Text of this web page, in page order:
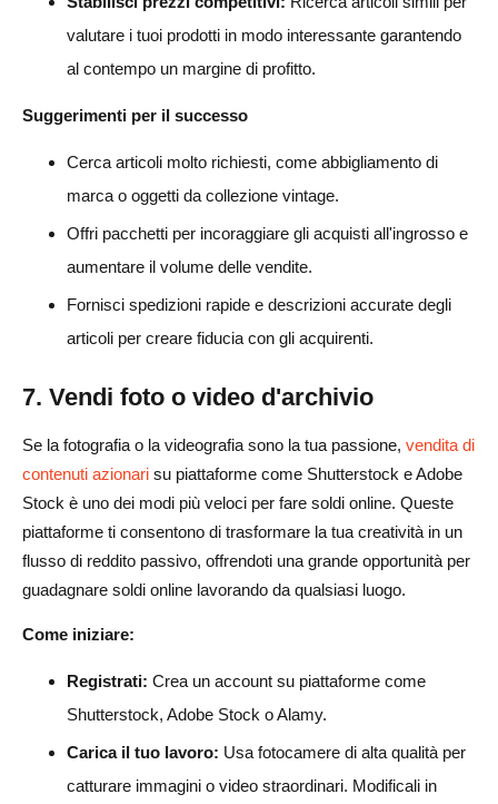
valutare i tuoi prodotti in modo interessante garantendo
al contempo un margine di profitto.
Suggerimenti per il successo
Cerca articoli molto richiesti, come abbigliamento di
marca o oggetti da collezione vintage.
Offri pacchetti per incoraggiare gli acquisti all'ingrosso e
aumentare il volume delle vendite.
Fornisci spedizioni rapide e descrizioni accurate degli
articoli per creare fiducia con gli acquirenti.
7. Vendi foto o video d'archivio
Se la fotografia o la videografia sono la tua passione, vendita di
contenuti azionari su piattaforme come Shutterstock e Adobe
Stock è uno dei modi più veloci per fare soldi online. Queste
piattaforme ti consentono di trasformare la tua creatività in un
flusso di reddito passivo, offrendoti una grande opportunità per
guadagnare soldi online lavorando da qualsiasi luogo.
Come iniziare:
Registrati: Crea un account su piattaforme come
Shutterstock, Adobe Stock o Alamy.
Carica il tuo lavoro: Usa fotocamere di alta qualità per
catturare immagini o video straordinari. Modificali in